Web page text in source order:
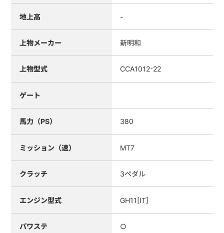
地上高 -
上物メーカー 新明和
上物型式 CCA1012-22
ゲート
馬力（PS） 380
ミッション（速） MT7
クラッチ 3ペダル
エンジン型式 GH11[IT]
パワステ ○